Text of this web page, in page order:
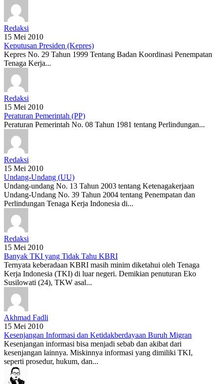
Redaksi
15 Mei 2010
Keputusan Presiden (Kepres)
Kepres No. 29 Tahun 1999 Tentang Badan Koordinasi Penempatan
Tenaga Kerja...
Redaksi
15 Mei 2010
Peraturan Pemerintah (PP)
Peraturan Pemerintah No. 08 Tahun 1981 tentang Perlindungan...
Redaksi
15 Mei 2010
Undang-Undang (UU)
Undang-undang No. 13 Tahun 2003 tentang Ketenagakerjaan
Undang-Undang No. 39 Tahun 2004 tentang Penempatan dan
Perlindungan Tenaga Kerja Indonesia di...
Redaksi
15 Mei 2010
Banyak TKI yang Tidak Tahu KBRI
Ternyata keberadaan KBRI masih minim diketahui oleh Tenaga
Kerja Indonesia (TKI) di luar negeri. Demikian penuturan Eko
Susilowati (24), TKW asal...
Akhmad Fadli
15 Mei 2010
Kesenjangan Informasi dan Ketidakberdayaan Buruh Migran
Kesenjangan informasi bisa menjadi sebab dan akibat dari
kesenjangan lainnya. Miskinnya informasi yang dimiliki TKI,
seperti prosedur, hukum, dan...